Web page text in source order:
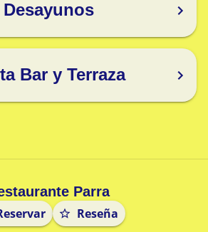
Desayunos
Bar y Terraza
Parra
Reseña